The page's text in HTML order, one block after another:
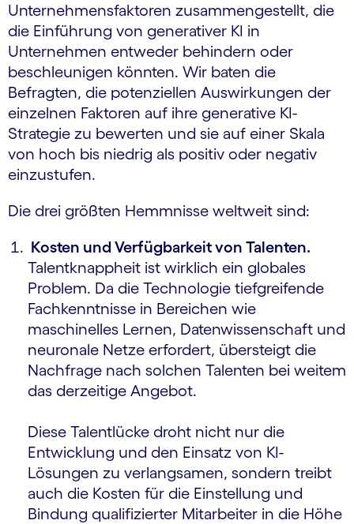
Unternehmensfaktoren zusammengestellt, die
die Einführung von generativer KI in
Unternehmen entweder behindern oder
beschleunigen könnten. Wir baten die
Befragten, die potenziellen Auswirkungen der
einzelnen Faktoren auf ihre generative KI-
Strategie zu bewerten und sie auf einer Skala
von hoch bis niedrig als positiv oder negativ
einzustufen.
Die drei größten Hemmnisse weltweit sind:
Kosten und Verfügbarkeit von Talenten.
Talentknappheit ist wirklich ein globales
Problem. Da die Technologie tiefgreifende
Fachkenntnisse in Bereichen wie
maschinelles Lernen, Datenwissenschaft und
neuronale Netze erfordert, übersteigt die
Nachfrage nach solchen Talenten bei weitem
das derzeitige Angebot.
Diese Talentlücke droht nicht nur die
Entwicklung und den Einsatz von KI-
Lösungen zu verlangsamen, sondern treibt
auch die Kosten für die Einstellung und
Bindung qualifizierter Mitarbeiter in die Höhe